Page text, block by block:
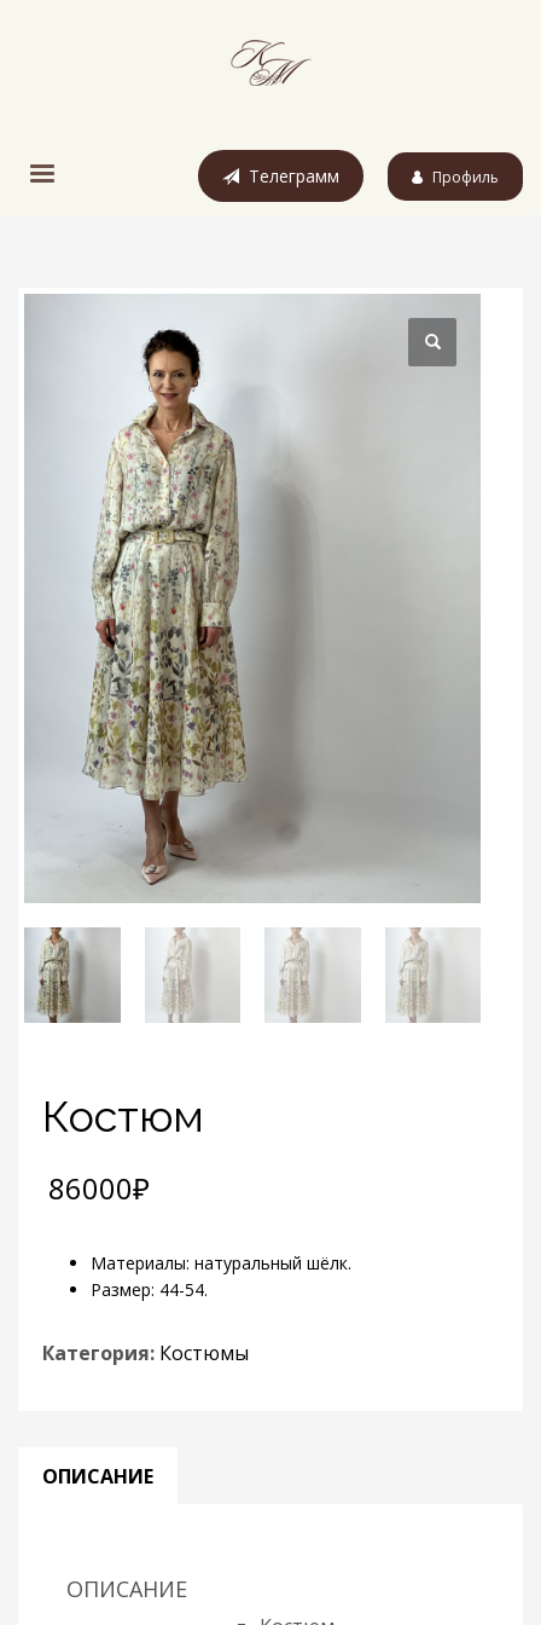
Телеграмм Профиль
Костюм
86000₽
Материалы: натуральный шёлк.
Размер: 44-54.
Категория: Костюмы
ОПИСАНИЕ
ОПИСАНИЕ